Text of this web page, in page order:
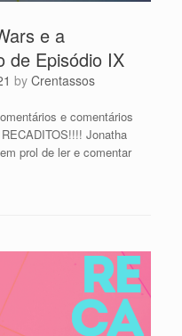
e a
de Episódio IX
by Crentassos
e comentários
Jonatha
prol de ler e comentar